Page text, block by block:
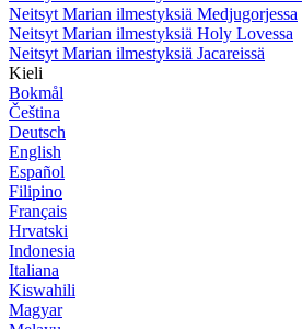
Neitsyt Marian ilmestyksiä Medjugorjessa
Neitsyt Marian ilmestyksiä Holy Lovessa
Neitsyt Marian ilmestyksiä Jacareissä
Kieli
Bokmål
Čeština
Deutsch
English
Español
Filipino
Français
Hrvatski
Indonesia
Italiana
Kiswahili
Magyar